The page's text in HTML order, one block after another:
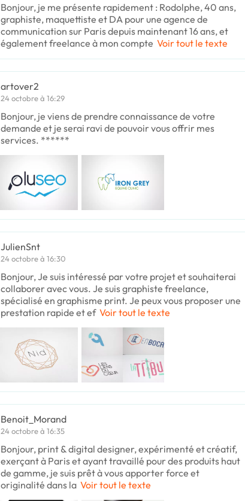
Bonjour, je me présente rapidement : Rodolphe, 40 ans,
graphiste, maquettiste et DA pour une agence de
communication sur Paris depuis maintenant 16 ans, et
également freelance à mon compte Voir tout le texte
artover2
24 octobre à 16:29
Bonjour, je viens de prendre connaissance de votre
demande et je serai ravi de pouvoir vous offrir mes
services. ******
JulienSnt
24 octobre à 16:30
Bonjour, Je suis intéressé par votre projet et souhaiterai
collaborer avec vous. Je suis graphiste freelance,
spécialisé en graphisme print. Je peux vous proposer une
prestation rapide et ef Voir tout le texte
Benoit_Morand
24 octobre à 16:35
Bonjour, print & digital designer, expérimenté et créatif,
exerçant à Paris et ayant travaillé pour des produits haut
de gamme, je suis prêt à vous apporter force et
originalité dans la Voir tout le texte